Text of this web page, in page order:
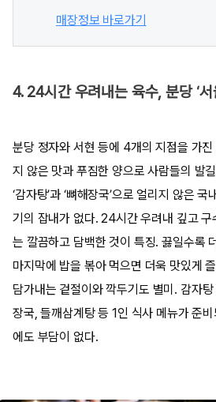
매장정보 바로가기
4. 24시간 우려내는 육수, 분당 ‘
분당 정자와 서현 등에 4개의 지점을 가진
지 않은 맛과 푸짐한 양으로 사람들의 발
‘감자탕’과 ‘뼈해장국’으로 얼리지 않은
기의 잡내가 없다. 24시간 우려내 깊고 구
는 깔끔하고 담백한 것이 특징. 끓일수록
마지막에 밥을 볶아 먹으면 더욱 맛있게
담가내는 겉절이와 깍두기도 별미. 감자
장국, 들깨삼계탕 등 1인 식사 메뉴가 준
에도 부담이 없다.